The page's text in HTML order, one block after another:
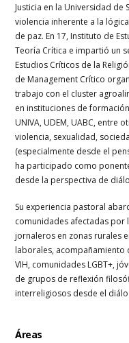
Justicia en la Universidad de
violencia inherente a la
de paz. En 17, Instituto de
Teoría Crítica e impartió un
Estudios Críticos de la
de Management Crítico
trabajo con el cluster
en instituciones de
UNIVA, UDEM, UABC, entre
violencia, sexualidad,
(especialmente desde el
ha participado como
desde la perspectiva de
Su experiencia pastoral
comunidades afectadas por
jornaleros en zonas rurales
laborales, acompañamiento
VIH, comunidades LGBT+,
de grupos de reflexión
interreligiosos desde el
Áreas